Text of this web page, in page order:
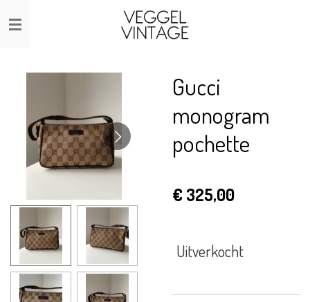
Ga
direct
Gucci
monogram
pochette
€ 325,00
Uitverkocht